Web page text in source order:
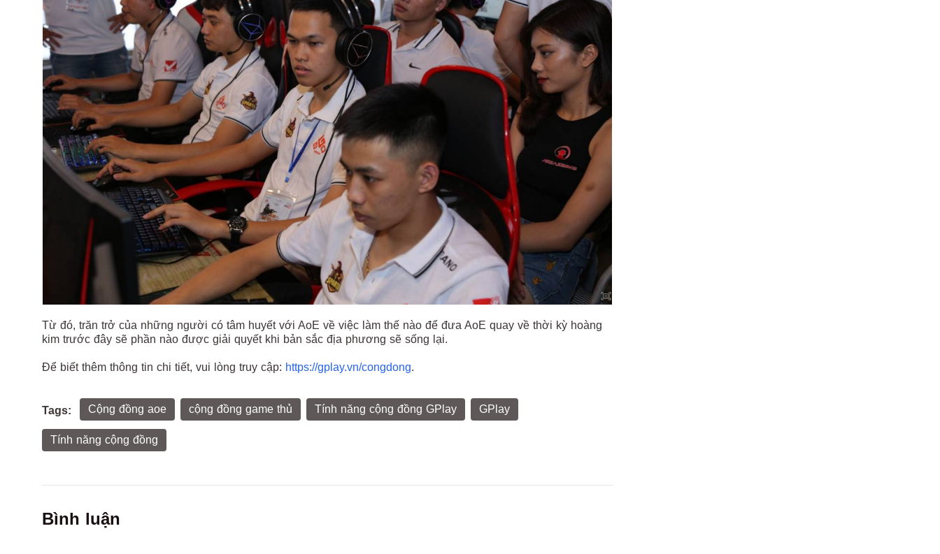
Từ đó, trăn trở của những người có tâm huyết với AoE về việc làm thế nào để đưa AoE quay về thời kỳ hoàng
kim trước đây sẽ phần nào được giải quyết khi bản sắc địa phương sẽ sống lại.
Để biết thêm thông tin chi tiết, vui lòng truy cập: https://gplay.vn/congdong.
Tags: Cộng đồng aoe cộng đồng game thủ Tính năng cộng đồng GPlay GPlay
Tính năng cộng đồng
Bình luận